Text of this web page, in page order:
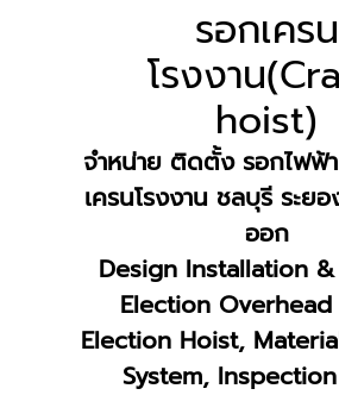
รอกเครน
โรงงาน
hoist)
จำหน่าย ติดตั้ง รอกไฟฟ้
เครนโรงงาน ชลบุรี ระย
ออก
Design Installation
Election Overhead
Election Hoist,
System,